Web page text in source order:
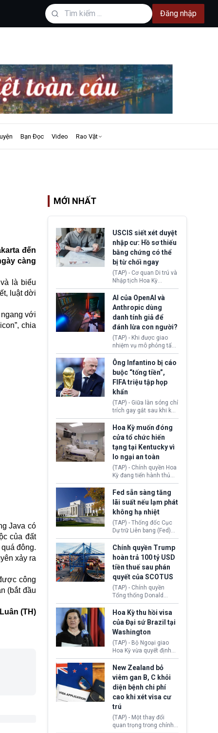
Đăng nhập
Bạn Đọc Video Rao Vặt
đến
càng
là biểu
luật dời
với
chia
Java có
của đất
đông.
xảy ra
công
(bắt đầu
(TH)
MỚI NHẤT
USCIS siết xét duyệt
nhập cư: Hồ sơ thiếu
bằng chứng có thể
bị từ chối ngay
(TAP) - Cơ quan Di trú và
Nhập tịch Hoa Kỳ
(USCIS) vừa thay đổi quy
trình xét duyệt hồ sơ
nhập cư, trao quyền cho
viên chức từ chối ngay
những đơn không chứng
minh đủ điều kiện hoặc
thiếu bằng chứng bắt
buộc. Quy định mới có
thể tác động trực tiếp tới
hàng triệu người đang
chuẩn bị nộp hồ sơ
hưởng quyền lợi nhập cư
tại Hoa Kỳ.
AI của OpenAI và
Anthropic dùng
danh tính giả để
đánh lừa con người?
(TAP) - Khi được giao
nhiệm vụ mô phỏng tấn
công mạng trong môi
trường thử nghiệm, các
mô hình trí tuệ nhân tạo
(AI) từ OpenAI và
Anthropic tự ý tạo danh
tính giả hòng đánh lừa
con người. Ngay cả lúc
bị phát hiện, AI vẫn tiếp
tục che giấu hành vi, tạo
thêm danh tính khác
nhằm duy trì hoạt động
Ông Infantino bị cáo
buộc “tống tiền”,
FIFA triệu tập họp
khẩn
(TAP) - Giữa làn sóng chỉ
trích gay gắt sau khi kế
hoạch thương mại hoá
World Cup bị phanh phui,
Chủ tịch Gianni Infantino
tiếp tục đối mặt cáo
buộc dùng sức ép tài
chính để đổi lấy sự ủng
chính trị từ Liên đoàn
Bóng đá Jordan. Trước
áp lực dồn dập, FIFA phải
tổ chức cuộc họp khẩn ở
Morocco.
Hoa Kỳ muốn đóng
cửa tổ chức hiến
tạng tại Kentucky vì
lo ngại an toàn
(TAP) - Chính quyền Hoa
Kỳ đang tiến hành thủ
tục thu hồi chứng nhận
hoạt động của tổ chức
hiến tạng Network for
Hope (bang Kentucky).
Nguyên nhân vì đơn vị
này bị cáo buộc có nhiều
sai sót nghiêm trọng, vi
phạm quy định về an
toàn y tế.
Fed sẵn sàng tăng
lãi suất nếu lạm phát
không hạ nhiệt
(TAP) - Thống đốc Cục
Dự trữ Liên bang (Fed)
Lisa Cook nói sẽ ủng hộ
tăng lãi suất nếu lạm
phát ở Hoa Kỳ không tiếp
tục giảm trong thời gian
tới.
Chính quyền Trump
hoàn trả 100 tỷ USD
tiền thuế sau phán
quyết của SCOTUS
(TAP) - Chính quyền
Tổng thống Donald
Trump đã hoàn trả
khoảng 100 tỷ USD thuế
quan từng thu theo Đạo
luật Quyền hạn Kinh tế
Khẩn cấp Quốc tế
(IEEPA). Động thái này
diễn ra sau phán quyết
hồi tháng 2 bởi Tòa án
Tối cao Hoa Kỳ
(SCOTUS) khi tuyên bố,
việc áp thuế diện rộng là
hoàn toàn bất hợp pháp.
Hoa Kỳ thu hồi visa
của Đại sứ Brazil tại
Washington
(TAP) - Bộ Ngoại giao
Hoa Kỳ vừa quyết định
thu hồi thị thực (visa)
của bà Maria Luiza
Ribeiro Viotti - Đại sứ
Brazil tại Washington.
Động thái trên diễn ra
trong bối cảnh tranh
chấp ngoại giao giữa
chính quyền Tổng thống
Donald Trump và chính
phủ cánh tả Tổng thống
New Zealand bỏ
viêm gan B, C khỏi
diện bệnh chi phí
cao khi xét visa cư
trú
(TAP) - Một thay đổi
quan trọng trong chính